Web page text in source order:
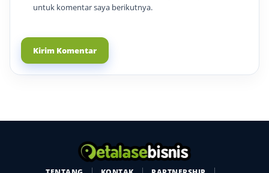
untuk komentar saya berikutnya.